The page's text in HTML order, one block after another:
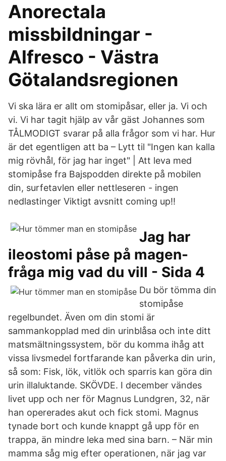
Anorectala
missbildningar -
Alfresco - Västra
Götalandsregionen
Vi ska lära er allt om stomipåsar, eller ja. Vi och
vi. Vi har tagit hjälp av vår gäst Johannes som
TÅLMODIGT svarar på alla frågor som vi har. Hur
är det egentligen att ba – Lytt til "Ingen kan kalla
mig rövhål, för jag har inget" | Att leva med
stomipåse fra Bajspodden direkte på mobilen
din, surfetavlen eller nettleseren - ingen
nedlastinger Viktigt avsnitt coming up!!
Jag har
ileostomi påse på magen-
fråga mig vad du vill - Sida 4
Du bör tömma din
stomipåse
regelbundet. Även om din stomi är
sammankopplad med din urinblåsa och inte ditt
matsmältningssystem, bör du komma ihåg att
vissa livsmedel fortfarande kan påverka din urin,
så som: Fisk, lök, vitlök och sparris kan göra din
urin illaluktande. SKÖVDE. I december vändes
livet upp och ner för Magnus Lundgren, 32, när
han opererades akut och fick stomi. Magnus
tynade bort och kunde knappt gå upp för en
trappa, än mindre leka med sina barn. – När min
mamma såg mig efter operationen, när jag var